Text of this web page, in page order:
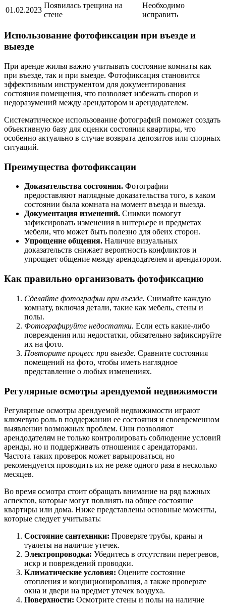
01.02.2023
Появилась трещина на
стене
Необходимо
исправить
Использование фотофиксации при въезде и
выезде
При аренде жилья важно учитывать состояние комнаты как
при въезде, так и при выезде. Фотофиксация становится
эффективным инструментом для документирования
состояния помещения, что позволяет избежать споров и
недоразумений между арендатором и арендодателем.
Систематическое использование фотографий поможет создать
объективную базу для оценки состояния квартиры, что
особенно актуально в случае возврата депозитов или спорных
ситуаций.
Преимущества фотофиксации
Доказательства состояния. Фотографии
предоставляют наглядные доказательства того, в каком
состоянии была комната на момент въезда и выезда.
Документация изменений. Снимки помогут
зафиксировать изменения в интерьере и предметах
мебели, что может быть полезно для обеих сторон.
Упрощение общения. Наличие визуальных
доказательств снижает вероятность конфликтов и
упрощает общение между арендодателем и арендатором.
Как правильно организовать фотофиксацию
Сделайте фотографии при въезде. Снимайте каждую
комнату, включая детали, такие как мебель, стены и
полы.
Фотографируйте недостатки. Если есть какие-либо
повреждения или недостатки, обязательно зафиксируйте
их на фото.
Повторите процесс при выезде. Сравните состояния
помещений на фото, чтобы иметь наглядное
представление о любых изменениях.
Регулярные осмотры арендуемой недвижимости
Регулярные осмотры арендуемой недвижимости играют
ключевую роль в поддержании ее состояния и своевременном
выявлении возможных проблем. Они позволяют
арендодателям не только контролировать соблюдение условий
аренды, но и поддерживать отношения с арендаторами.
Частота таких проверок может варьироваться, но
рекомендуется проводить их не реже одного раза в несколько
месяцев.
Во время осмотра стоит обращать внимание на ряд важных
аспектов, которые могут повлиять на общее состояние
квартиры или дома. Ниже представлены основные моменты,
которые следует учитывать:
Состояние сантехники: Проверьте трубы, краны и
туалеты на наличие утечек.
Электропроводка: Убедитесь в отсутствии перегревов,
искр и повреждений проводки.
Климатические условия: Оцените состояние
отопления и кондиционирования, а также проверьте
окна и двери на предмет утечек воздуха.
Поверхности: Осмотрите стены и полы на наличие